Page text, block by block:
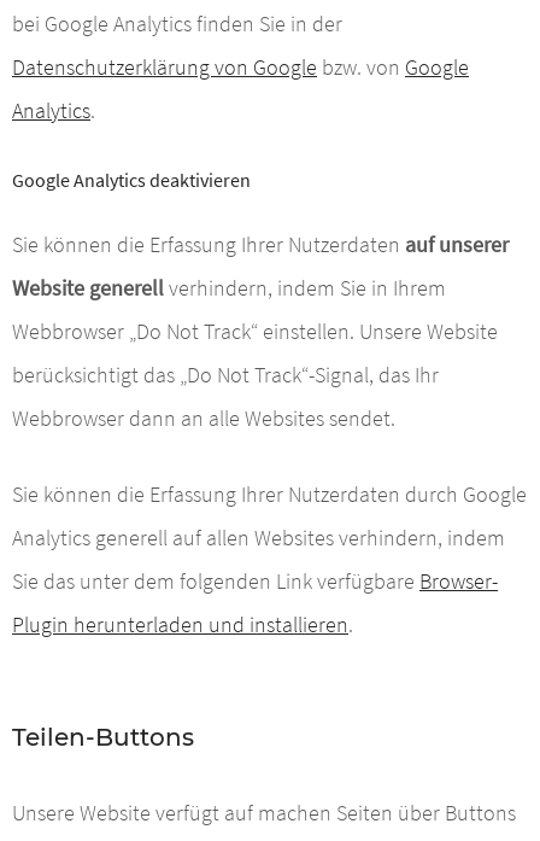
bei Google Analytics finden Sie in der
Datenschutzerklärung von Google bzw. von Google
Analytics.
Google Analytics deaktivieren
Sie können die Erfassung Ihrer Nutzerdaten auf unserer
Website generellverhindern, indem Sie in Ihrem
Webbrowser „Do Not Track“ einstellen. Unsere Website
berücksichtigt das „Do Not Track“-Signal, das Ihr
Webbrowser dann an alle Websites sendet.
Sie können die Erfassung Ihrer Nutzerdaten durch Google
Analytics generell auf allen Websites verhindern, indem
Sie das unter dem folgenden Link verfügbare Browser-
Plugin herunterladen und installieren.
Teilen-Buttons
Unsere Website verfügt auf machen Seiten über Buttons